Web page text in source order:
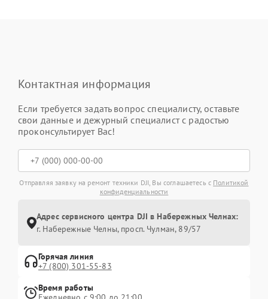
Контактная информация
Если требуется задать вопрос специалисту, оставьте
свои данные и дежурный специалист с радостью
проконсультирует Вас!
Отправляя заявку на ремонт техники DJI, Вы соглашаетесь с Политикой
конфиденциальности
Адрес сервисного центра DJI в Набережных Челнах:
г. Набережные Челны, просп. Чулман, 89/57
Горячая линия
+7 (800) 301-55-83
Время работы